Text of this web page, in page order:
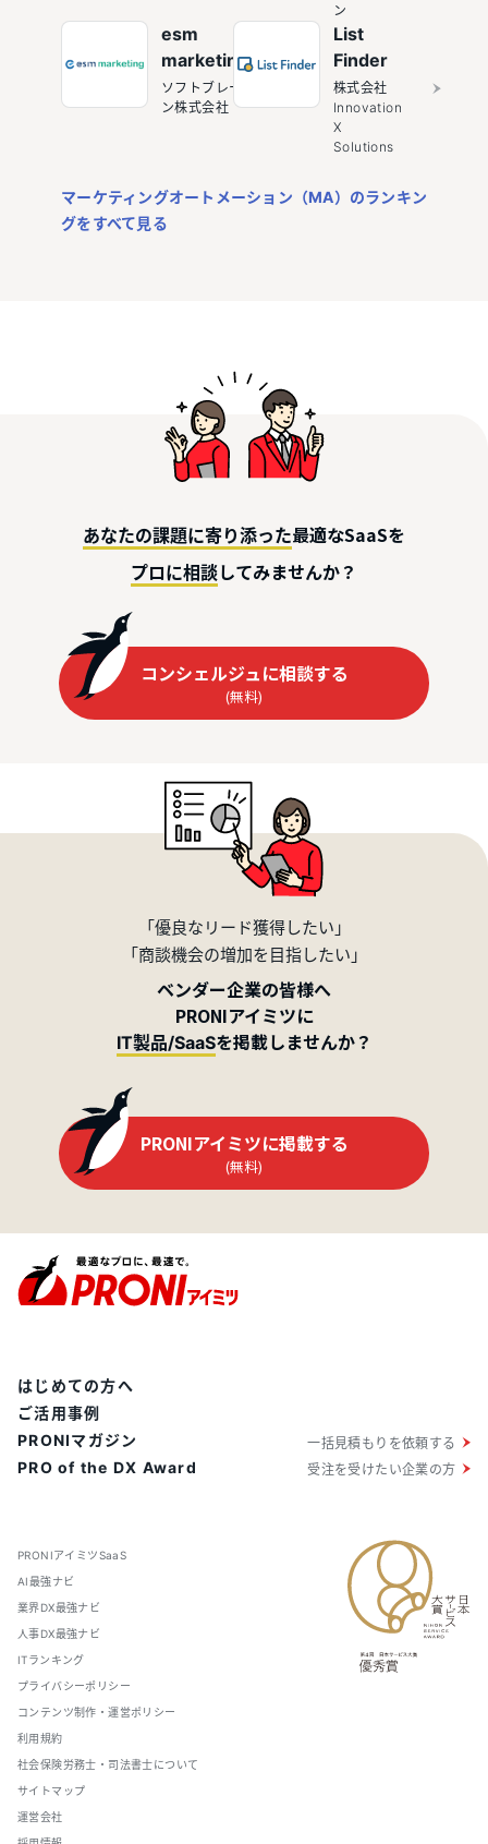
ン
esm
marketing
ソフトブレー
ン株式会社
List
Finder
株式会社
Innovation
X
Solutions
マーケティングオートメーション（MA）のランキン
グをすべて見る
あなたの課題に寄り添った最適なSaaSを
プロに相談してみませんか？
コンシェルジュに相談する
(無料)
「優良なリード獲得したい」
「商談機会の増加を目指したい」
ベンダー企業の皆様へ
PRONIアイミツに
IT製品/SaaSを掲載しませんか？
PRONIアイミツに掲載する
(無料)
PRONIアイミツSaaS
AI最強ナビ
業界DX最強ナビ
人事DX最強ナビ
ITランキング
プライバシーポリシー
コンテンツ制作・運営ポリシー
利用規約
社会保険労務士・司法書士について
サイトマップ
運営会社
はじめての方へ
ご活用事例
PRONIマガジン
PRO of the DX Award
一括見積もりを依頼する
受注を受けたい企業の方